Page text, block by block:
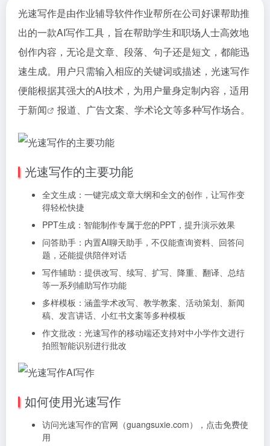
光速写作是由作业辅导软件作业帮所在公司好课帮助推
出的一款AI写作工具，旨在帮助学生和职场人士高效地
创作内容，无论是文章、段落、句子还是短文，都能迅
速生成。用户只需输入相应的关键词或描述，光速写作
便能根据其强大的AI技术，为用户量身定制内容，适用
于新闻 报道、广告文案、学术论文等多种写作场合。
光速写作的主要功能
全文生成：一键完成文章大纲和全文的创作，让写作变
得轻松快捷
PPT生成：智能制作专属于您的PPT，提升演示效果
问答助手：内置AI聊天助手，不仅能查询资料、回答问
题，还能提供陪伴对话
写作辅助：提供改写、续写、扩写、降重、翻译、总结
等一系列辅助写作功能
多样模板：涵盖学术改写、教学教案、活动策划、新闻
稿、发言讲话、小红书文案等多种模板
作文批改：光速写作的移动端还支持对中小学作文进行
拍照智能识别进行批改
如何使用光速写作
访问光速写作的官网（guangsuxie.com），点击免费使
用